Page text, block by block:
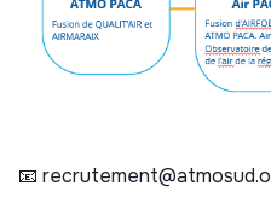
📧